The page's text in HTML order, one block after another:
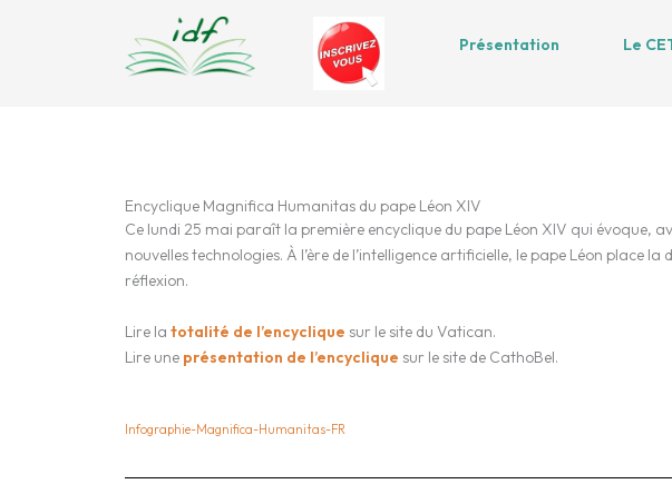
Présentation Le
Encyclique Magnifica Humanitas du pape Léon XIV
Ce lundi 25 mai paraît la première encyclique du pape Léon XIV qui évoque,
nouvelles technologies. À l’ère de l’intelligence artificielle, le pape Léon place
réflexion.
Lire latotalité de l’encyclique sur le site du Vatican.
Lire une présentation de l’encyclique sur le site de CathoBel.
Infographie-Magnifica-Humanitas-FR